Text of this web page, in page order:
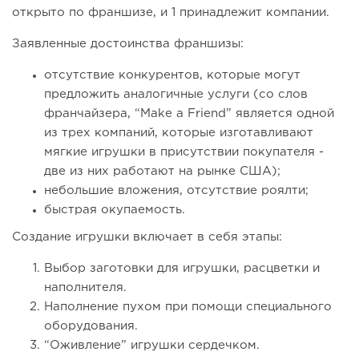
открыто по франшизе, и 1 принадлежит компании.
Заявленные достоинства франшизы:
отсутствие конкурентов, которые могут
предложить аналогичные услуги (со слов
франчайзера, “Make a Friend” является одной
из трех компаний, которые изготавливают
мягкие игрушки в присутствии покупателя -
две из них работают на рынке США);
небольшие вложения, отсутствие роялти;
быстрая окупаемость.
Создание игрушки включает в себя этапы:
Выбор заготовки для игрушки, расцветки и
наполнителя.
Наполнение пухом при помощи специального
оборудования.
“Оживление” игрушки сердечком.